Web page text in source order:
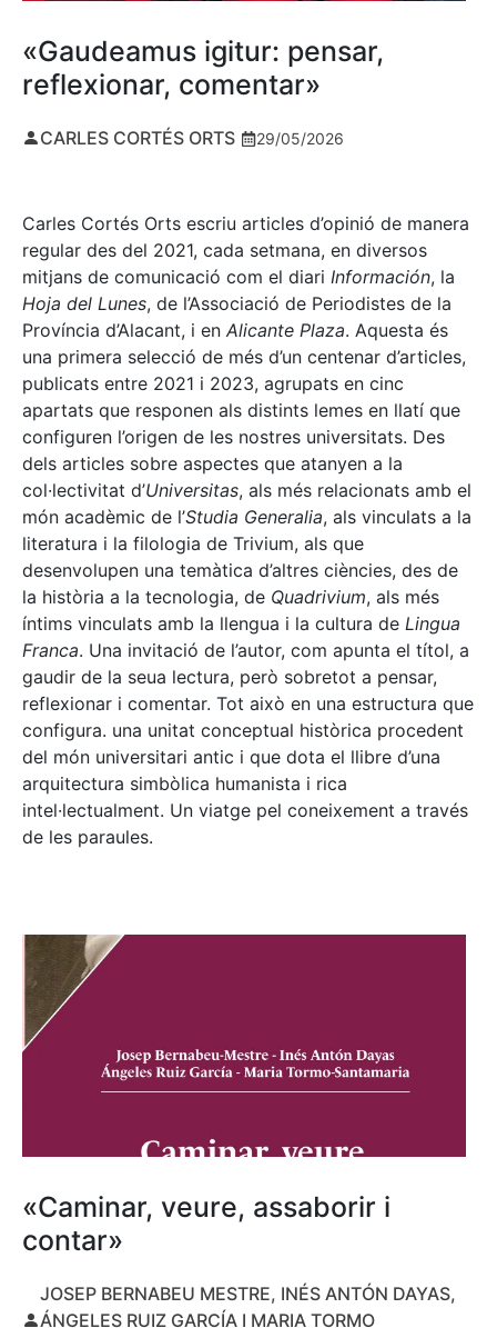
«Gaudeamus igitur: pensar,
reflexionar, comentar»
CARLES CORTÉS ORTS 29/05/2026
Carles Cortés Orts escriu articles d’opinió de manera
regular des del 2021, cada setmana, en diversos
mitjans de comunicació com el diari Información, la
Hoja del Lunes, de l’Associació de Periodistes de la
Província d’Alacant, i en Alicante Plaza. Aquesta és
una primera selecció de més d’un centenar d’articles,
publicats entre 2021 i 2023, agrupats en cinc
apartats que responen als distints lemes en llatí que
configuren l’origen de les nostres universitats. Des
dels articles sobre aspectes que atanyen a la
col·lectivitat d’Universitas, als més relacionats amb el
món acadèmic de l’Studia Generalia, als vinculats a la
literatura i la filologia de Trivium, als que
desenvolupen una temàtica d’altres ciències, des de
la història a la tecnologia, de Quadrivium, als més
íntims vinculats amb la llengua i la cultura de Lingua
Franca. Una invitació de l’autor, com apunta el títol, a
gaudir de la seua lectura, però sobretot a pensar,
reflexionar i comentar. Tot això en una estructura que
configura. una unitat conceptual històrica procedent
del món universitari antic i que dota el llibre d’una
arquitectura simbòlica humanista i rica
intel·lectualment. Un viatge pel coneixement a través
de les paraules.
«Caminar, veure, assaborir i
contar»
JOSEP BERNABEU MESTRE, INÉS ANTÓN DAYAS,
ÁNGELES RUIZ GARCÍA I MARIA TORMO